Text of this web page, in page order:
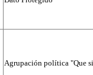
Agrupación política "Que